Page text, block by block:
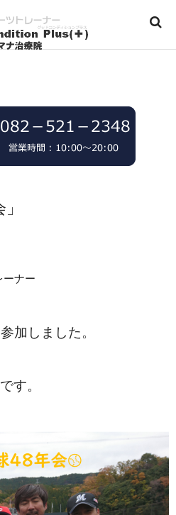
ナー
加しました。
す。